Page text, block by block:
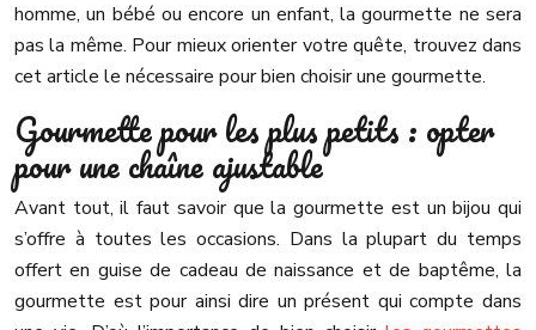
homme, un bébé ou encore un enfant, la gourmette ne sera
pas la même. Pour mieux orienter votre quête, trouvez dans
cet article le nécessaire pour bien choisir une gourmette.
Gourmette pour les plus petits : opter
pour une chaîne ajustable
Avant tout, il faut savoir que la gourmette est un bijou qui
s’offre à toutes les occasions. Dans la plupart du temps
offert en guise de cadeau de naissance et de baptême, la
gourmette est pour ainsi dire un présent qui compte dans